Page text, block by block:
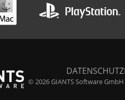
© 2026 GIANTS Software